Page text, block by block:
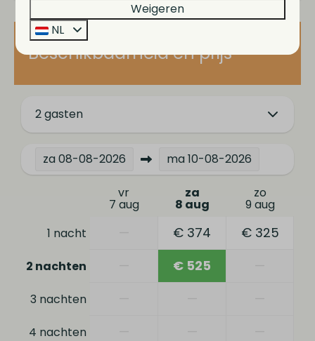
Badkamer
Inloop regendouche
Buiten
Aan het water
Buitenterras
Restaurant
Fietsverhuur
Speeltuin
Beschikbaarheid en prijs
2 gasten
za08-08-2026 ma10-08-2026
vr
7 aug
za
8 aug
zo
9 aug
1 nacht
€ 374 € 325
2 nachten € 525
3 nachten
4 nachten
Weigeren
NL